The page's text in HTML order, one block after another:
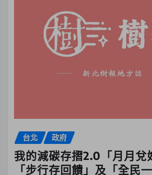
台北 政府
我的減碳存摺2.0「月月兌
「步行存回饋」及「全民